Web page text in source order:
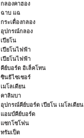
กลองคาฮอง
ฉาบ แฉ
กระเดื่องกลอง
อุปกรณ์กลอง
เปียโน
เปียโนไฟฟ้า
เปียโนไฟฟ้า
คีย์บอร์ด อิเล็คโทน
ซินธิไซเซอร์
เมโลเดียน
คาลิมบา
อุปกรณ์คีย์บอร์ด เปียโน เมโลเดียน
แอมป์คีย์บอร์ด
แซกโซโฟน
ทรัมเป็ต